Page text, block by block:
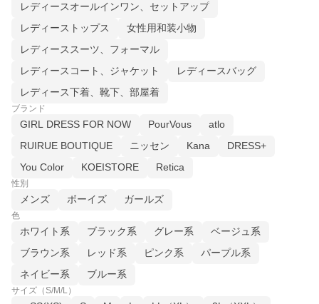
レディースオールインワン、セットアップ
レディーストップス
女性用和装小物
レディーススーツ、フォーマル
レディースコート、ジャケット
レディースバッグ
レディース下着、靴下、部屋着
ブランド
GIRL DRESS FOR NOW PourVous
atlo
RUIRUE BOUTIQUE
ニッセン Kana
DRESS+
You Color
KOEISTORE Retica
性別
メンズ ボーイズ ガールズ
色
ホワイト系 ブラック系 グレー系
ベージュ系
ブラウン系
レッド系 ピンク系
パープル系
ネイビー系
ブルー系
サイズ（S/M/L）